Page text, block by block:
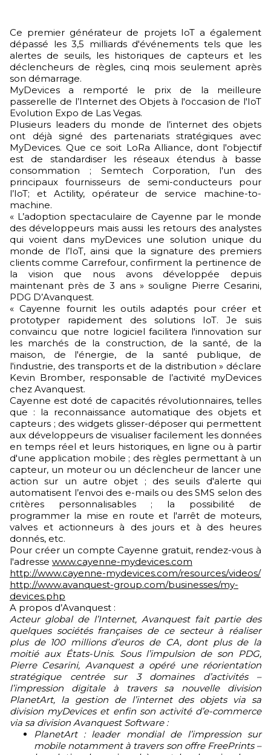
Ce premier générateur de projets IoT a également
dépassé les 3,5 milliards d'événements tels que les
alertes de seuils, les historiques de capteurs et les
déclencheurs de règles, cinq mois seulement après
son démarrage.
MyDevices a remporté le prix de la meilleure
passerelle de l’Internet des Objets à l'occasion de l'IoT
Evolution Expo de Las Vegas.
Plusieurs leaders du monde de l’internet des objets
ont déjà signé des partenariats stratégiques avec
MyDevices. Que ce soit LoRa Alliance, dont l'objectif
est de standardiser les réseaux étendus à basse
consommation ; Semtech Corporation, l'un des
principaux fournisseurs de semi-conducteurs pour
l’IoT; et Actility, opérateur de service machine-to-
machine.
« L’adoption spectaculaire de Cayenne par le monde
des développeurs mais aussi les retours des analystes
qui voient dans myDevices une solution unique du
monde de l’IoT, ainsi que la signature des premiers
clients comme Carrefour, confirment la pertinence de
la vision que nous avons développée depuis
maintenant près de 3 ans » souligne Pierre Cesarini,
PDG D’Avanquest.
« Cayenne fournit les outils adaptés pour créer et
prototyper rapidement des solutions IoT. Je suis
convaincu que notre logiciel facilitera l'innovation sur
les marchés de la construction, de la santé, de la
maison, de l'énergie, de la santé publique, de
l'industrie, des transports et de la distribution » déclare
Kevin Bromber, responsable de l’activité myDevices
chez Avanquest.
Cayenne est doté de capacités révolutionnaires, telles
que : la reconnaissance automatique des objets et
capteurs ; des widgets glisser-déposer qui permettent
aux développeurs de visualiser facilement les données
en temps réel et leurs historiques, en ligne ou à partir
d'une application mobile ; des règles permettant à un
capteur, un moteur ou un déclencheur de lancer une
action sur un autre objet ; des seuils d'alerte qui
automatisent l’envoi des e-mails ou des SMS selon des
critères personnalisables ; la possibilité de
programmer la mise en route et l'arrêt de moteurs,
valves et actionneurs à des jours et à des heures
donnés, etc.
Pour créer un compte Cayenne gratuit, rendez-vous à
l'adresse www.cayenne-mydevices.com
http://www.cayenne-mydevices.com/resources/videos/
http://www.avanquest-group.com/businesses/my-
devices.php
A propos d’Avanquest :
Acteur global de l’Internet, Avanquest fait partie des
quelques sociétés françaises de ce secteur à réaliser
plus de 100 millions d’euros de CA, dont plus de la
moitié aux États-Unis. Sous l’impulsion de son PDG,
Pierre Cesarini, Avanquest a opéré une réorientation
stratégique centrée sur 3 domaines d’activités –
l’impression digitale à travers sa nouvelle division
PlanetArt, la gestion de l’internet des objets via sa
division myDevices et enfin son activité d’e-commerce
via sa division Avanquest Software :
PlanetArt : leader mondial de l’impression sur
mobile notamment à travers son offre FreePrints –